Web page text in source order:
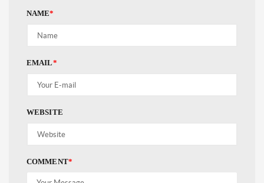
NAME*
EMAIL*
WEBSITE
COMMENT*